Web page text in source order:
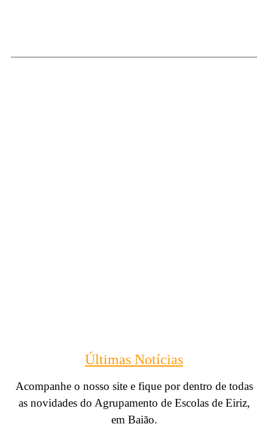
Últimas Notícias
Acompanhe o nosso site e fique por dentro de todas
as novidades do Agrupamento de Escolas de Eiriz,
em Baião.